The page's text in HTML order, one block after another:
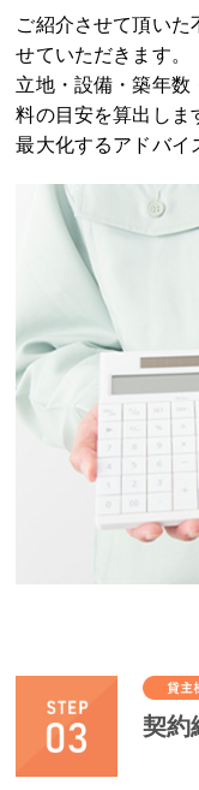
ご紹介させて頂いた
せていただきます。
立地・設備・築年数
料の目安を算出しま
最大化するアドバ